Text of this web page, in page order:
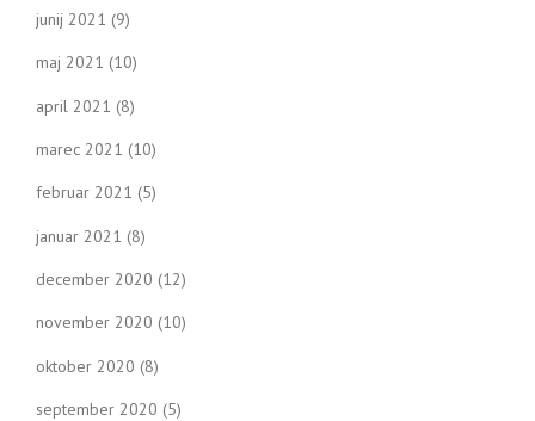
junij 2021 (9)
maj 2021 (10)
april 2021 (8)
marec 2021 (10)
februar 2021 (5)
januar 2021 (8)
december 2020 (12)
november 2020 (10)
oktober 2020 (8)
september 2020 (5)